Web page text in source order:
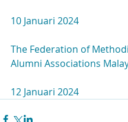
10 Januari 2024
The Federation of
Alumni Associations
12 Januari 2024